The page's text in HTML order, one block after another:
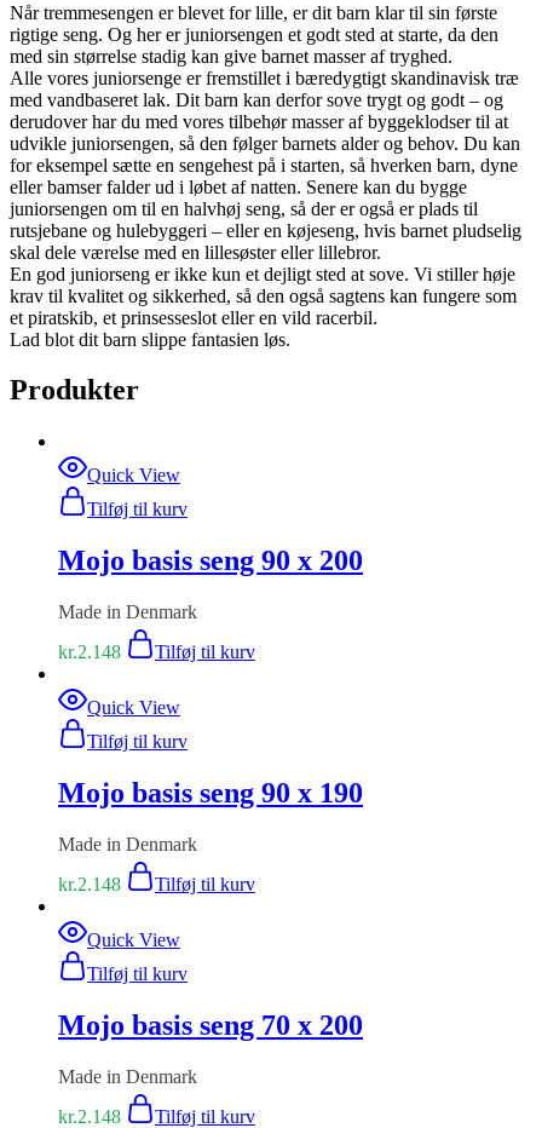
Når tremmesengen er blevet for lille, er dit barn klar til sin første
rigtige seng. Og her er juniorsengen et godt sted at starte, da den
med sin størrelse stadig kan give barnet masser af tryghed.
Alle vores juniorsenge er fremstillet i bæredygtigt skandinavisk træ
med vandbaseret lak. Dit barn kan derfor sove trygt og godt – og
derudover har du med vores tilbehør masser af byggeklodser til at
udvikle juniorsengen, så den følger barnets alder og behov. Du kan
for eksempel sætte en sengehest på i starten, så hverken barn, dyne
eller bamser falder ud i løbet af natten. Senere kan du bygge
juniorsengen om til en halvhøj seng, så der er også er plads til
rutsjebane og hulebyggeri – eller en køjeseng, hvis barnet pludselig
skal dele værelse med en lillesøster eller lillebror.
En god juniorseng er ikke kun et dejligt sted at sove. Vi stiller høje
krav til kvalitet og sikkerhed, så den også sagtens kan fungere som
et piratskib, et prinsesseslot eller en vild racerbil.
Lad blot dit barn slippe fantasien løs.
Produkter
Quick View
Tilføj til kurv
Mojo basis seng 90 x 200
Made in Denmark
kr.2.148 Tilføj til kurv
Quick View
Tilføj til kurv
Mojo basis seng 90 x 190
Made in Denmark
kr.2.148 Tilføj til kurv
Quick View
Tilføj til kurv
Mojo basis seng 70 x 200
Made in Denmark
kr.2.148 Tilføj til kurv